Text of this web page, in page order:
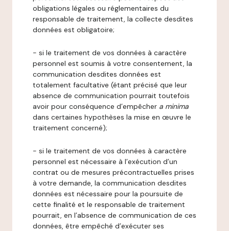
obligations légales ou réglementaires du
responsable de traitement, la collecte desdites
données est obligatoire;
- si le traitement de vos données à caractère
personnel est soumis à votre consentement, la
communication desdites données est
totalement facultative (étant précisé que leur
absence de communication pourrait toutefois
avoir pour conséquence d’empêcher a minima
dans certaines hypothèses la mise en œuvre le
traitement concerné);
- si le traitement de vos données à caractère
personnel est nécessaire à l’exécution d’un
contrat ou de mesures précontractuelles prises
à votre demande, la communication desdites
données est nécessaire pour la poursuite de
cette finalité et le responsable de traitement
pourrait, en l’absence de communication de ces
données, être empêché d’exécuter ses